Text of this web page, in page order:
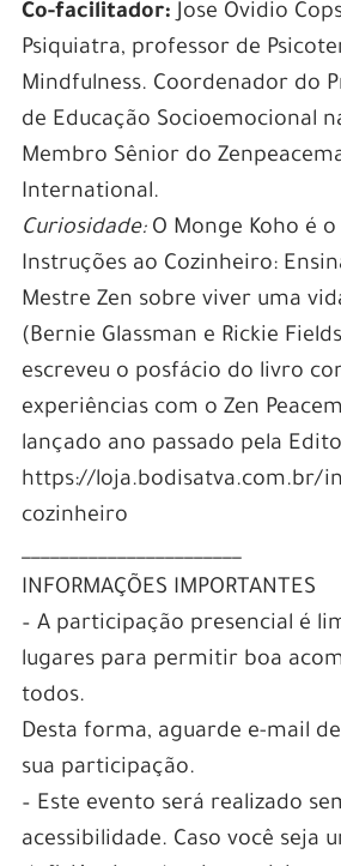
Co-facilitador: Jose Ovidio
Psiquiatra, professor de
Mindfulness. Coordenador do
de Educação Socioemocional
Membro Sênior do
International.
Curiosidade:O Monge Koho é
Instruções ao Cozinheiro:
Mestre Zen sobre viver uma
(Bernie Glassman e Rickie
escreveu o posfácio do livro
experiências com o Zen
lançado ano passado pela
https://loja.bodisatva.com.br/
cozinheiro
_______________________
INFORMAÇÕES IMPORTANTES
– A participação presencial é
lugares para permitir boa
todos.
Desta forma, aguarde e-mail
sua participação.
– Este evento será realizado
acessibilidade. Caso você seja